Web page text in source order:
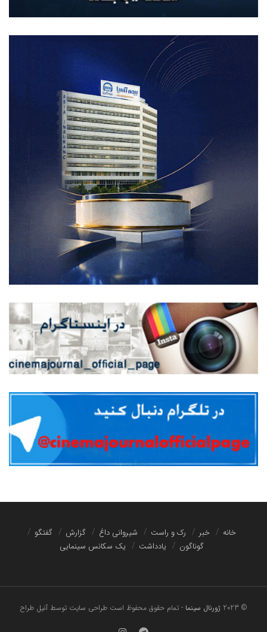
خانه خبر رک و راست شیروانی داغ گزارش
گفتگو
گوناگون
یادداشت یک سکانس سینمایی
© 2023 ژورنال سینما - تمام حقوق محفوظ استطراحی سایت توسط آنیل طراح